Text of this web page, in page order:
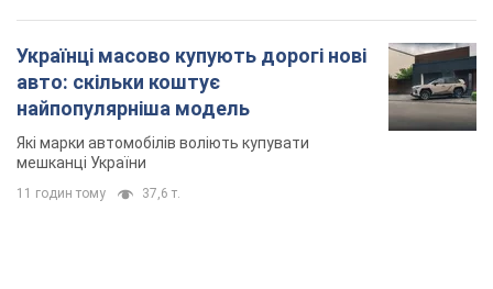
Українці масово купують дорогі нові
авто: скільки коштує
найпопулярніша модель
Які марки автомобілів воліють купувати
мешканці України
11 годин тому 37,6 т.